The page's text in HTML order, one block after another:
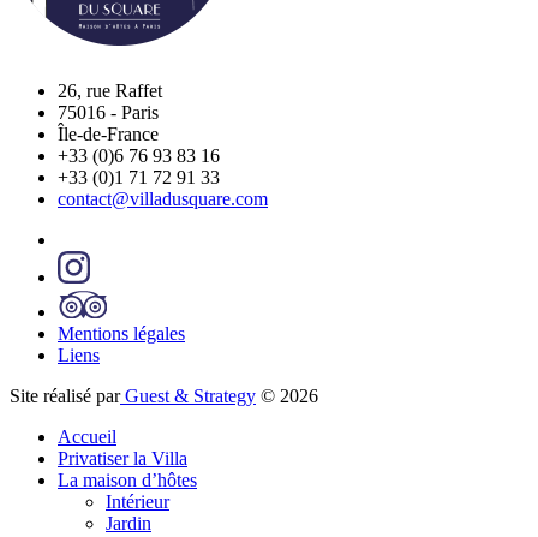
26, rue Raffet
75016 - Paris
Île-de-France
+33 (0)6 76 93 83 16
+33 (0)1 71 72 91 33
contact@villadusquare.com
Mentions légales
Liens
Site réalisé parGuest & Strategy © 2026
Accueil
Privatiser la Villa
La maison d’hôtes
Intérieur
Jardin